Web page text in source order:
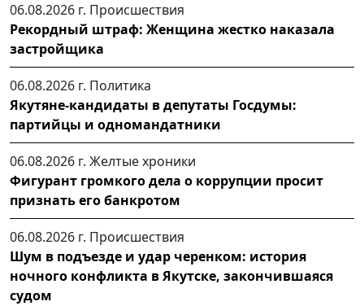
06.08.2026 г. Происшествия
Рекордный штраф: Женщина жестко наказала
застройщика
06.08.2026 г. Политика
Якутяне-кандидаты в депутаты Госдумы:
партийцы и одномандатники
06.08.2026 г. Желтые хроники
Фигурант громкого дела о коррупции просит
признать его банкротом
06.08.2026 г. Происшествия
Шум в подъезде и удар черенком: история
ночного конфликта в Якутске, закончившаяся
судом